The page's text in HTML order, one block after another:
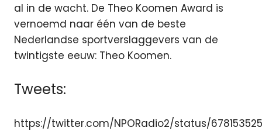
al in de wacht. De Theo Koomen Award is
vernoemd naar één van de beste
Nederlandse sportverslaggevers van de
twintigste eeuw: Theo Koomen.
Tweets:
https://twitter.com/NPORadio2/status/